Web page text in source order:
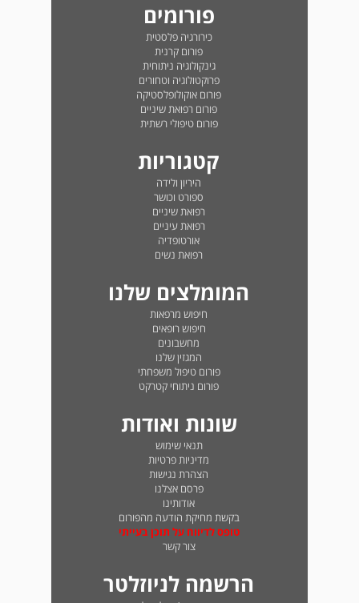
פורומים
כירורגיה פלסטית
פורום קרנית
גינקולוגיה ניתוחית
פרוקטולוגיה וטחורים
פורום אוקולופלסטיקה
פורום רפואת שיניים
פורום טיפולי רשתית
קטגוריות
היריון ולידה
ספורט וכושר
רפואת שיניים
רפואת עיניים
אורטופדיה
רפואת נשים
המומלצים שלנו
חיפוש מרפאות
חיפוש רופאים
מחשבונים
המגזין שלנו
פורום טיפול משפחתי
פורום ניתוחי קטרקט
שונות ואודות
תנאי שימוש
מדיניות פרטיות
הצהרת נגישות
פרסם אצלנו
אודותינו
בקשת מחיקת הודעה מהפורום
טופס לדיווח על תוכן בעייתי
צור קשר
הרשמה לניוזלטר